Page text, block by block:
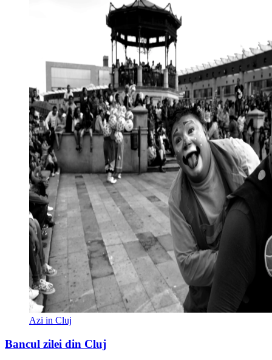
Azi in Cluj
Bancul zilei din Cluj